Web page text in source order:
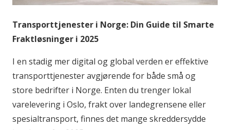
Transporttjenester i Norge: Din Guide til Smarte
Fraktløsninger i 2025
I en stadig mer digital og global verden er effektive
transporttjenester avgjørende for både små og
store bedrifter i Norge. Enten du trenger lokal
varelevering i Oslo, frakt over landegrensene eller
spesialtransport, finnes det mange skreddersydde